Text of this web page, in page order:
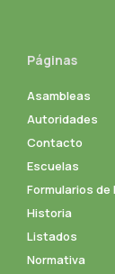
Páginas
Asambleas
Autoridades
Contacto
Escuelas
Formularios de
Historia
Listados
Normativa